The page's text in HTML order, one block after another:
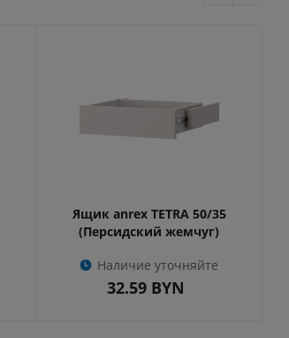
Ящик anrex TETRA 50/35
(Персидский жемчуг)
Наличие уточняйте
32.59 BYN